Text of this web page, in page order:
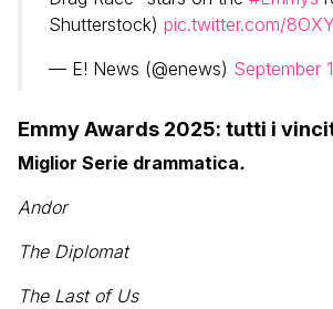
Shutterstock) pic.twitter.com/
— E! News (@enews) September
Emmy Awards 2025: tutti i
Miglior Serie drammatica.
Andor
The Diplomat
The Last of Us